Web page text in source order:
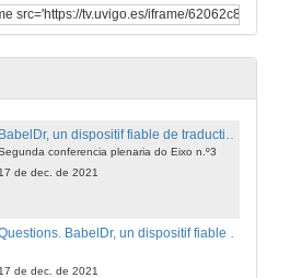
de Pierrette Bouillon
BabelDr, un dispositif fiable de traduction du discours médical
conferencia plenaria do Eixo n.º3
17 de dec. de 2021
17 de dec. de 2021